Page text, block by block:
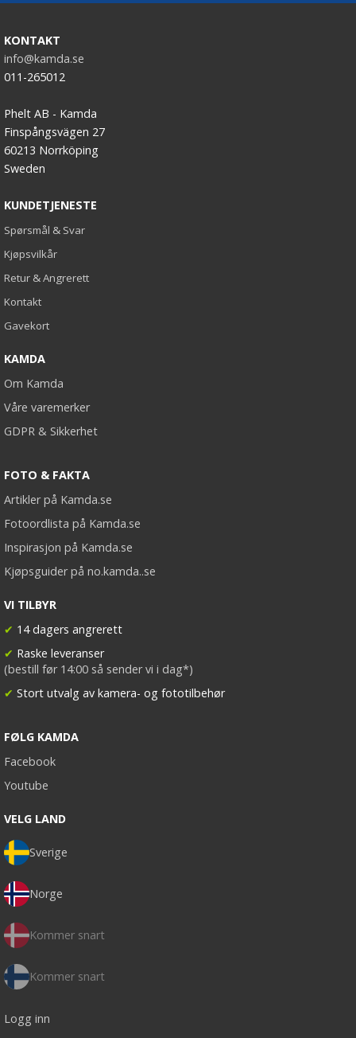
KONTAKT
info@kamda.se
011-265012
Phelt AB - Kamda
Finspångsvägen 27
60213 Norrköping
Sweden
KUNDETJENESTE
Spørsmål & Svar
Kjøpsvilkår
Retur & Angrerett
Kontakt
Gavekort
KAMDA
Om Kamda
Våre varemerker
GDPR & Sikkerhet
FOTO & FAKTA
Artikler på Kamda.se
Fotoordlista på Kamda.se
Inspirasjon på Kamda.se
Kjøpsguider på no.kamda..se
VI TILBYR
✔ 14 dagers angrerett
✔ Raske leveranser
(bestill før 14:00 så sender vi i dag*)
✔ Stort utvalg av kamera- og fototilbehør
FØLG KAMDA
Facebook
Youtube
VELG LAND
Sverige
Norge
Kommer snart
Kommer snart
Logg inn